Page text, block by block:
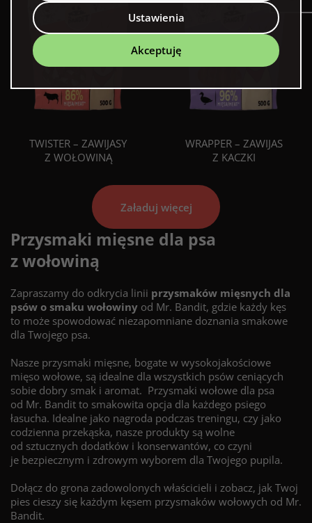
TWISTER – ZAWIJASY
Z WOŁOWINĄ
WRAPPER – ZAWIJAS
Z KACZKI
Załaduj więcej
Przysmaki mięsne dla psa
z wołowiną
Zapraszamy do odkrycia linii przysmaków mięsnych dla
psów o smaku wołowiny od Mr. Bandit, gdzie każdy kęs
to może spowodować niezapomniane doznania smakowe
dla Twojego psa.
Nasze przysmaki mięsne, bogate w wysokojakościowe
mięso wołowe, są idealne dla wszystkich psów ceniących
sobie dobry smak i aromat. Przysmaki wołowe dla psa
od Mr. Bandit to smakowita opcja dla każdego psiego
łasucha. Idealne jako nagroda podczas treningu, czy jako
codzienna przekąska, nasze produkty są wolne
od sztucznych dodatków i konserwantów, co czyni
je bezpiecznym i zdrowym wyborem dla Twojego pupila.
Dołącz do grona zadowolonych właścicieli i zobacz, jak Twoj
pies cieszy się każdym kęsem przysmaków wołowych od Mr.
Bandit.
Akceptuję
Ustawienia